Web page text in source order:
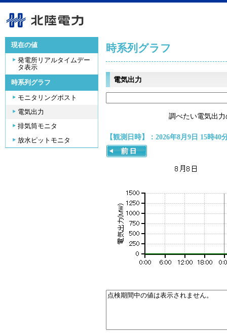
現在の値
発電所リアルタイムデー
タ表示
時系列グラフ
モニタリングポスト
電気出力
排気筒モニタ
放水ピットモニタ
時系列グラフ
電気出力
調べたい電気出
【観測日時】：2026年8月9日 15時40